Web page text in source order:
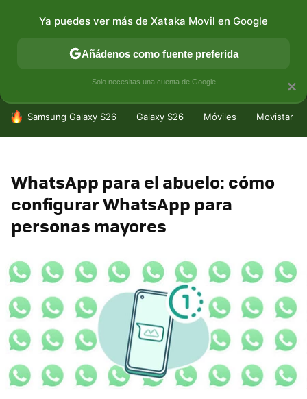
MÓVIL Y SOCIEDAD APLICACIONES
HOY SE HABLA DE
Samsung Galaxy S26 Galaxy S26 Móviles Movistar
WhatsApp para el abuelo: cómo
configurar WhatsApp para
personas mayores
×
Ya puedes ver más de Xataka Movil en Google
Añádenos como fuente preferida
Solo necesitas una cuenta de Google